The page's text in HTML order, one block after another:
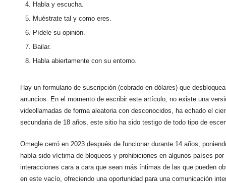
Habla y escucha.
Muéstrate tal y como eres.
Pídele su opinión.
Bailar.
Habla abiertamente con su entorno.
Hay un formulario de suscripción (cobrado en dólares) que
anuncios. En el momento de escribir este artículo, no existe una
videollamadas de forma aleatoria con desconocidos, ha echado el
secundaria de 18 años, este sitio ha sido testigo de todo tipo de
Omegle cerró en 2023 después de funcionar durante 14 años,
había sido víctima de bloqueos y prohibiciones en algunos países
interacciones cara a cara que sean más íntimas de las que pueden
en este vacío, ofreciendo una oportunidad para una comunicación